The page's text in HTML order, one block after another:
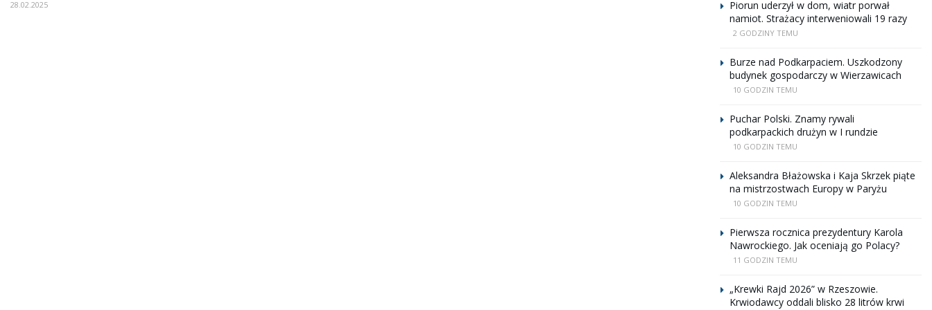
28.02.2025
Piorun uderzył w dom, wiatr porwał
namiot. Strażacy interweniowali 19 razy
2 GODZINY TEMU
Burze nad Podkarpaciem. Uszkodzony
budynek gospodarczy w Wierzawicach
10 GODZIN TEMU
Puchar Polski. Znamy rywali
podkarpackich drużyn w I rundzie
10 GODZIN TEMU
Aleksandra Błażowska i Kaja Skrzek piąte
na mistrzostwach Europy w Paryżu
10 GODZIN TEMU
Pierwsza rocznica prezydentury Karola
Nawrockiego. Jak oceniają go Polacy?
11 GODZIN TEMU
„Krewki Rajd 2026” w Rzeszowie.
Krwiodawcy oddali blisko 28 litrów krwi